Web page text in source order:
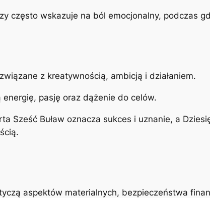
często wskazuje na ból emocjonalny, podczas
z kreatywnością, ambicją i działaniem.
energię, pasję oraz dążenie do celów.
Sześć Buław oznacza sukces i uznanie, a
aspektów materialnych, bezpieczeństwa